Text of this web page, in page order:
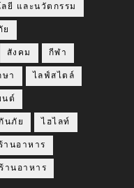
ยี และนวัตกรรม
ย
สังคม กีฬา
ษา ไลฟ์สไตล์
นต์
นภัย ไฮไลท์
านอาหาร
านอาหาร